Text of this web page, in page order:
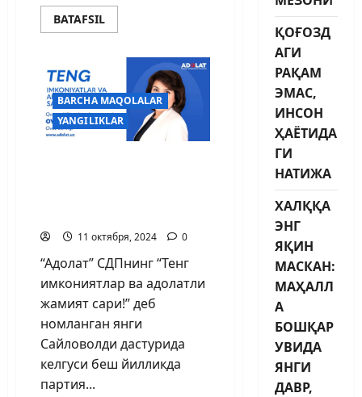
BATAFSIL
BARCHA MAQOLALAR
YANGILIKLAR
11 октября, 2024 0
“Адолат” СДПнинг “Тенг
имкониятлар ва адолатли
жамият сари!” деб
номланган янги
Сайловолди дастурида
келгуси беш йилликда
партия...
ҚОҒОЗД
АГИ
РАҚАМ
ЭМАС,
ИНСОН
ҲАЁТИДА
ГИ
НАТИЖА
ХАЛҚҚА
ЭНГ
ЯҚИН
МАСКАН:
МАҲАЛЛ
А
БОШҚАР
УВИДА
ЯНГИ
ДАВР,